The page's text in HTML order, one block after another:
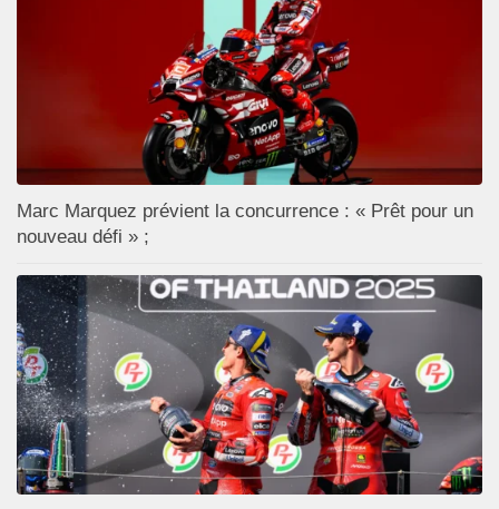
Marc Marquez prévient la concurrence : « Prêt pour un
nouveau défi » ;